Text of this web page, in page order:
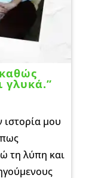
γλυκά.”
μου
τη λύπη και